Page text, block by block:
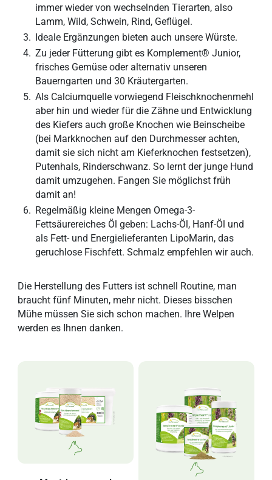
immer wieder von wechselnden Tierarten, also
Lamm, Wild, Schwein, Rind, Geflügel.
Ideale Ergänzungen bieten auch unsere Würste.
Zu jeder Fütterung gibt es Komplement® Junior,
frisches Gemüse oder alternativ unseren
Bauerngarten und 30 Kräutergarten.
Als Calciumquelle vorwiegend Fleischknochenmehl
aber hin und wieder für die Zähne und Entwicklung
des Kiefers auch große Knochen wie Beinscheibe
(bei Markknochen auf den Durchmesser achten,
damit sie sich nicht am Kieferknochen festsetzen),
Putenhals, Rinderschwanz. So lernt der junge Hund
damit umzugehen. Fangen Sie möglichst früh
damit an!
Regelmäßig kleine Mengen Omega-3-
Fettsäurereiches Öl geben: Lachs-Öl, Hanf-Öl und
als Fett- und Energielieferanten LipoMarin, das
geruchlose Fischfett. Schmalz empfehlen wir auch.
Die Herstellung des Futters ist schnell Routine, man
braucht fünf Minuten, mehr nicht. Dieses bisschen
Mühe müssen Sie sich schon machen. Ihre Welpen
werden es Ihnen danken.